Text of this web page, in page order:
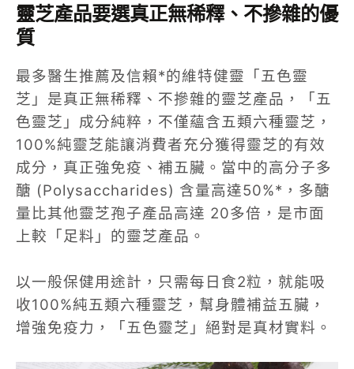
靈芝產品要選真正無稀釋、不摻雜的優
質
最多醫生推薦及信賴*的維特健靈「五色靈
芝」是真正無稀釋、不摻雜的靈芝產品，「五
色靈芝」成分純粹，不僅蘊含五類六種靈芝，
100%純靈芝能讓消費者充分獲得靈芝的有效
成分，真正強免疫、補五臟。當中的高分子多
醣 (Polysaccharides) 含量高達50%*，多醣
量比其他靈芝孢子產品高達 20多倍，是市面
上較「足料」的靈芝產品。
以一般保健用途計，只需每日食2粒，就能吸
收100%純五類六種靈芝，幫身體補益五臟，
增強免疫力，「五色靈芝」絕對是真材實料。